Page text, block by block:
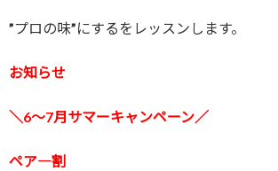
”プロの味”にするをレッスンします。
お知らせ
＼6～7月サマーキャンペーン／
ペア―割